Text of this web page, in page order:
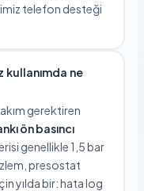
telefon desteği
ne
gerektiren
ön basıncı
genellikle 1,5 bar
presostat
yılda bir: hata log